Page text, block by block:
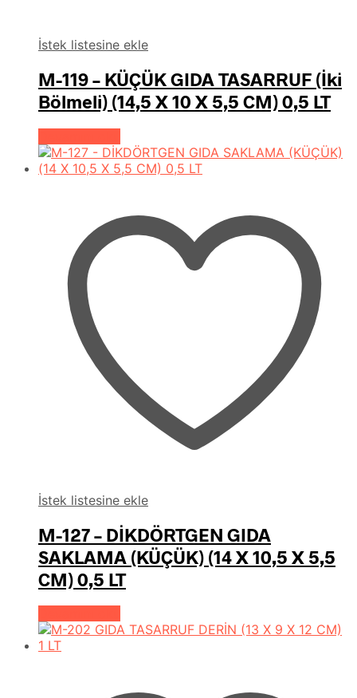
İstek listesine ekle
M-119 – KÜÇÜK GIDA TASARRUF (İki
Bölmeli) (14,5 X 10 X 5,5 CM) 0,5 LT
İstek listesine ekle
M-127 – DİKDÖRTGEN GIDA
SAKLAMA (KÜÇÜK) (14 X 10,5 X 5,5
CM) 0,5 LT